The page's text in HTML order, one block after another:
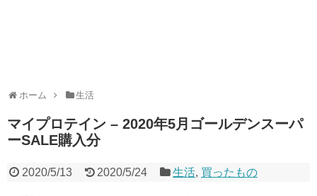
ホーム 生活
マイプロテイン – 2020年5月ゴールデンスーパ
ーSALE購入分
2020/5/13 2020/5/24 生活, 買ったもの